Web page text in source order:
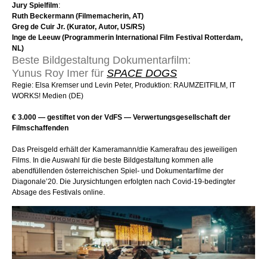
Jury Spielfilm:
Ruth Beckermann (Filmemacherin, AT)
Greg de Cuir Jr. (Kurator, Autor, US/RS)
Inge de Leeuw (Programmerin International Film Festival Rotterdam,
NL)
Beste Bildgestaltung Dokumentarfilm:
Yunus Roy Imer für SPACE DOGS
Regie: Elsa Kremser und Levin Peter, Produktion: RAUMZEITFILM, IT
WORKS! Medien (DE)
€ 3.000 — gestiftet von der VdFS — Verwertungsgesellschaft der
Filmschaffenden
Das Preisgeld erhält der Kameramann/die Kamerafrau des jeweiligen
Films. In die Auswahl für die beste Bildgestaltung kommen alle
abendfüllenden österreichischen Spiel- und Dokumentarfilme der
Diagonale’20. Die Jurysichtungen erfolgten nach Covid-19-bedingter
Absage des Festivals online.